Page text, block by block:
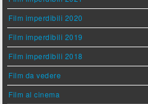
Film imperdibili 2020
Film imperdibili 2019
Film imperdibili 2018
Film da vedere
Film al cinema